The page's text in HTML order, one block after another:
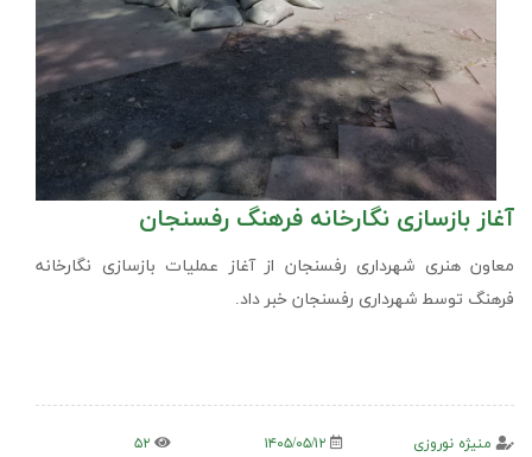
آغاز بازسازی نگارخانه فرهنگ رفسنجان
معاون هنری شهرداری رفسنجان از آغاز عملیات بازسازی نگارخانه
فرهنگ توسط شهرداری رفسنجان خبر داد.
منیژه نوروزی ۱۴۰۵/۰۵/۱۲ ۵۲